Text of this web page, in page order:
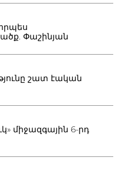
Փաշինյան
շատ էական
միջազգային 6-րդ